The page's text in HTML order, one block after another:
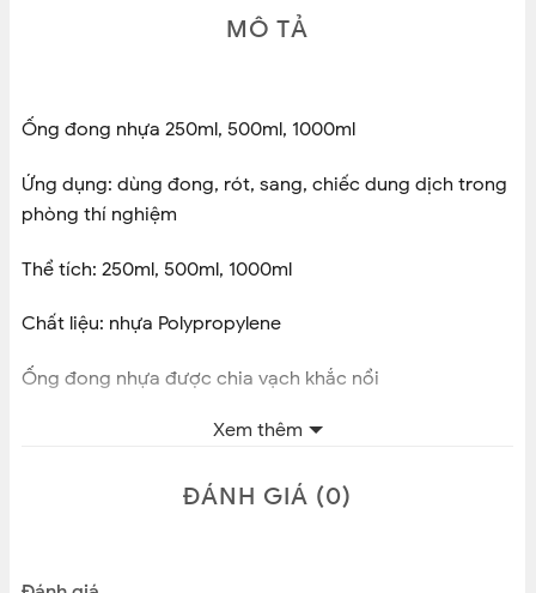
MÔ TẢ
Ống đong nhựa 250ml, 500ml, 1000ml
Ứng dụng: dùng đong, rót, sang, chiếc dung dịch trong
phòng thí nghiệm
Thể tích: 250ml, 500ml, 1000ml
Chất liệu: nhựa Polypropylene
Ống đong nhựa được chia vạch khắc nổi
Sản phẩm có miệng rót giúp việc đong, rót dung dịch
Xem thêm
ĐÁNH GIÁ (0)